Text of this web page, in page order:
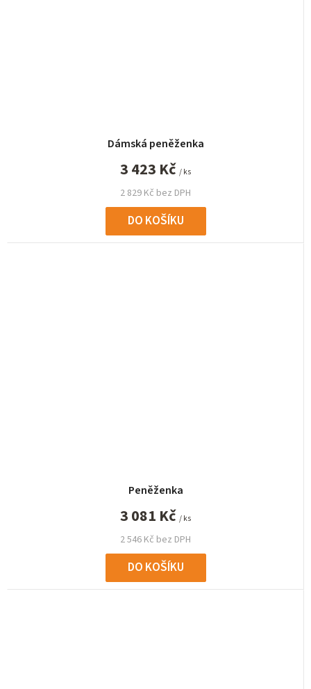
Dámská peněženka
2 829 Kč bez DPH
3 423 Kč / ks
DO KOŠÍKU
Peněženka
2 546 Kč bez DPH
3 081 Kč / ks
DO KOŠÍKU